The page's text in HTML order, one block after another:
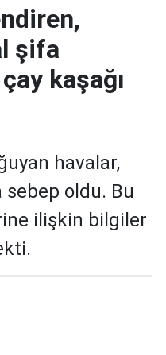
şifa
kaşağı
havalar,
sebep oldu. Bu
ilişkin bilgiler